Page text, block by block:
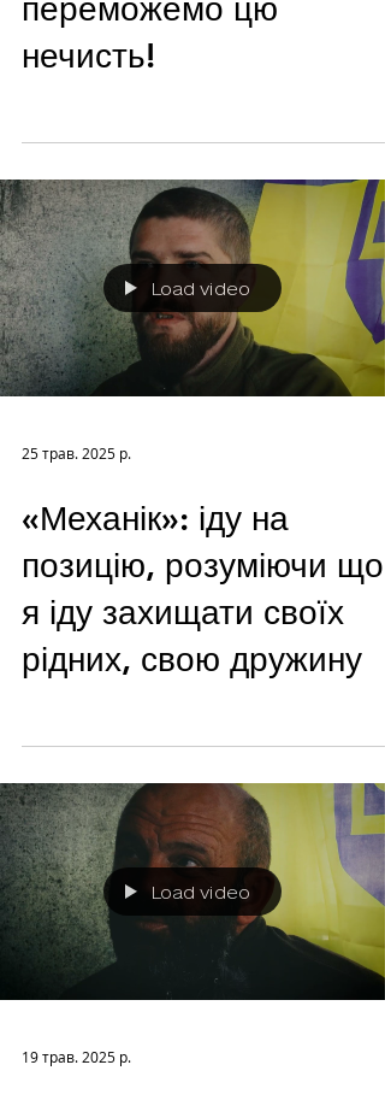
переможемо цю
нечисть!
Load video
25 трав. 2025 р.
«Механік»: іду на
позицію, розуміючи що
я іду захищати своїх
рідних, свою дружину
Load video
19 трав. 2025 р.